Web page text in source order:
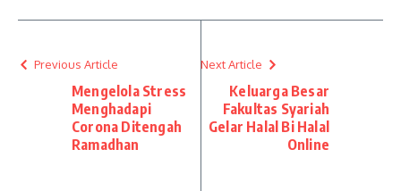
Previous Article
Mengelola Stress
Menghadapi
Corona Ditengah
Ramadhan
Next Article
Keluarga Besar
Fakultas Syariah
Gelar Halal Bi Halal
Online